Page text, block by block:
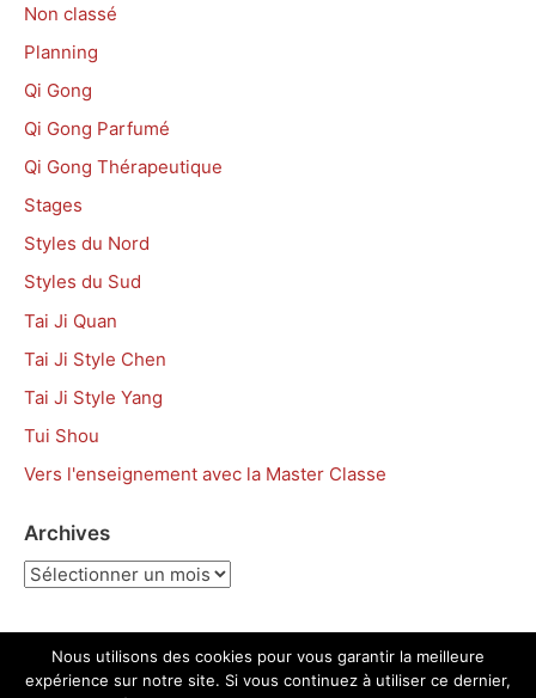
Non classé
Planning
Qi Gong
Qi Gong Parfumé
Qi Gong Thérapeutique
Stages
Styles du Nord
Styles du Sud
Tai Ji Quan
Tai Ji Style Chen
Tai Ji Style Yang
Tui Shou
Vers l'enseignement avec la Master Classe
Archives
Archives
Copyright © 2026 Académie Tian Long – Propulsé par
Nous utilisons des cookies pour vous garantir la meilleure
expérience sur notre site. Si vous continuez à utiliser ce dernier,